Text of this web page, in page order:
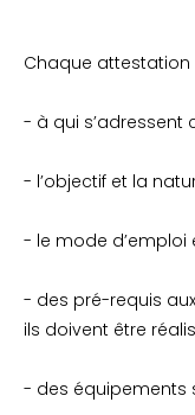
Chaque
- à qui s’adressent
- l’objectif et la
- le mode d’emploi
- des pré-requis
ils doivent être
- des équipements